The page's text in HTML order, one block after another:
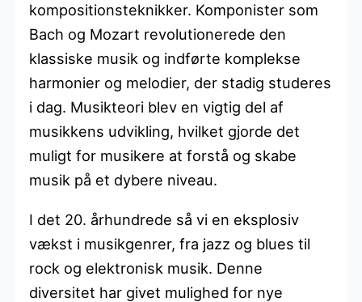
kompositionsteknikker. Komponister som
Bach og Mozart revolutionerede den
klassiske musik og indførte komplekse
harmonier og melodier, der stadig studeres
i dag. Musikteori blev en vigtig del af
musikkens udvikling, hvilket gjorde det
muligt for musikere at forstå og skabe
musik på et dybere niveau.
I det 20. århundrede så vi en eksplosiv
vækst i musikgenrer, fra jazz og blues til
rock og elektronisk musik. Denne
diversitet har givet mulighed for nye